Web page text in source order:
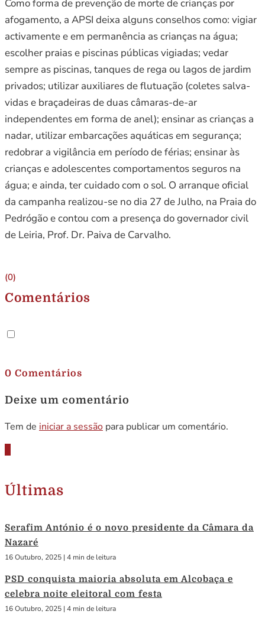
Como forma de prevenção de morte de crianças por
afogamento, a APSI deixa alguns conselhos como: vigiar
activamente e em permanência as crianças na água;
escolher praias e piscinas públicas vigiadas; vedar
sempre as piscinas, tanques de rega ou lagos de jardim
privados; utilizar auxiliares de flutuação (coletes salva-
vidas e braçadeiras de duas câmaras-de-ar
independentes em forma de anel); ensinar as crianças a
nadar, utilizar embarcações aquáticas em segurança;
redobrar a vigilância em período de férias; ensinar às
crianças e adolescentes comportamentos seguros na
água; e ainda, ter cuidado com o sol. O arranque oficial
da campanha realizou-se no dia 27 de Julho, na Praia do
Pedrógão e contou com a presença do governador civil
de Leiria, Prof. Dr. Paiva de Carvalho.
(0)
Comentários
0 Comentários
Deixe um comentário
Tem de iniciar a sessão para publicar um comentário.
Últimas
Serafim António é o novo presidente da Câmara da
Nazaré
16 Outubro, 2025 | 4 min de leitura
PSD conquista maioria absoluta em Alcobaça e
celebra noite eleitoral com festa
16 Outubro, 2025 | 4 min de leitura